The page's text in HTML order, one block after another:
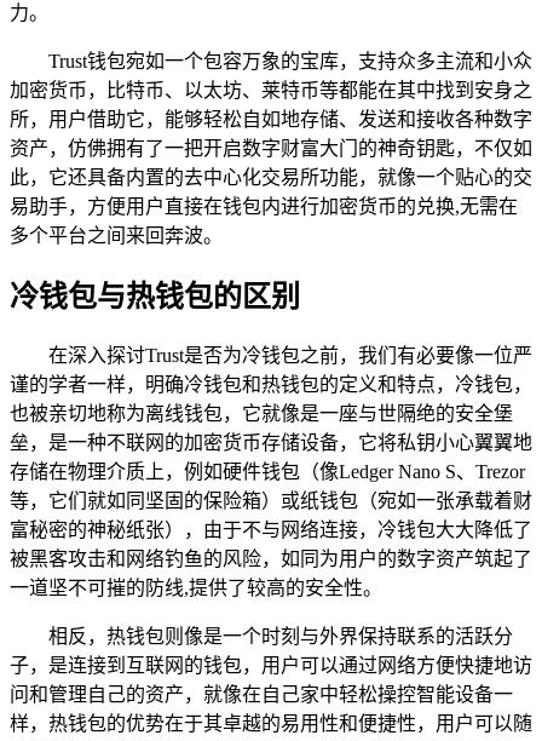
力。
Trust钱包宛如一个包容万象的宝库，支持众多主流和小众
加密货币，比特币、以太坊、莱特币等都能在其中找到安身之
所，用户借助它，能够轻松自如地存储、发送和接收各种数字
资产，仿佛拥有了一把开启数字财富大门的神奇钥匙，不仅如
此，它还具备内置的去中心化交易所功能，就像一个贴心的交
易助手，方便用户直接在钱包内进行加密货币的兑换,无需在
多个平台之间来回奔波。
冷钱包与热钱包的区别
在深入探讨Trust是否为冷钱包之前，我们有必要像一位严
谨的学者一样，明确冷钱包和热钱包的定义和特点，冷钱包，
也被亲切地称为离线钱包，它就像是一座与世隔绝的安全堡
垒，是一种不联网的加密货币存储设备，它将私钥小心翼翼地
存储在物理介质上，例如硬件钱包（像Ledger Nano S、Trezor
等，它们就如同坚固的保险箱）或纸钱包（宛如一张承载着财
富秘密的神秘纸张），由于不与网络连接，冷钱包大大降低了
被黑客攻击和网络钓鱼的风险，如同为用户的数字资产筑起了
一道坚不可摧的防线,提供了较高的安全性。
相反，热钱包则像是一个时刻与外界保持联系的活跃分
子，是连接到互联网的钱包，用户可以通过网络方便快捷地访
问和管理自己的资产，就像在自己家中轻松操控智能设备一
样，热钱包的优势在于其卓越的易用性和便捷性，用户可以随